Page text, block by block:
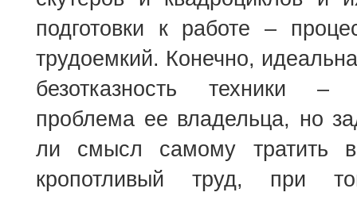
подготовки к работе –
трудоемкий. Конечно,
безотказность техники
проблема ее владельца, но
ли смысл самому тратить
кропотливый труд, при